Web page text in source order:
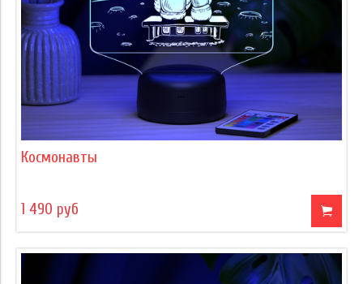
Космонавты
1 490 руб